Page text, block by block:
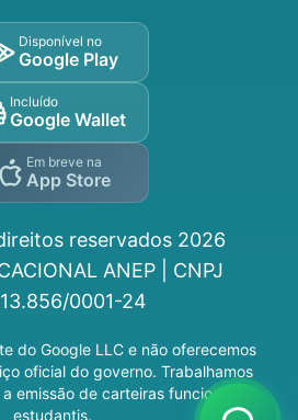
Disponível no
Google Play
Incluído
Google Wallet
Em breve na
App Store
reservados 2026
ANEP | CNPJ
0001-24
do Google LLC e não oferecemos
oficial do governo. Trabalhamos
emissão de carteiras funcionais e
estudantis.